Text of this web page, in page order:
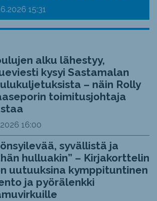
15:31
alku lähestyy,
kysyi Sastamalan
– näin Rolly
toimitusjohtaja
16:00
syvällistä ja
hulluakin” – Kirjakorttelin
uutuuksina kymppituntinen
ja pyörälenkki